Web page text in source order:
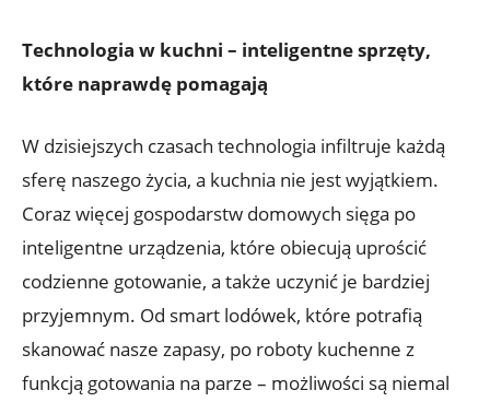
Technologia w kuchni – inteligentne sprzęty,
które naprawdę pomagają
W dzisiejszych czasach technologia infiltruje każdą
sferę naszego życia, a kuchnia nie jest wyjątkiem.
Coraz więcej gospodarstw domowych sięga po
inteligentne urządzenia, które obiecują uprościć
codzienne gotowanie, a także uczynić je bardziej
przyjemnym. Od smart lodówek, które potrafią
skanować nasze zapasy, po roboty kuchenne z
funkcją gotowania na parze – możliwości są niemal